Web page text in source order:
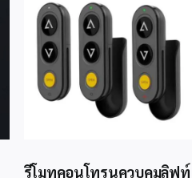
รีโมทคอนโทรนควบคุมลิฟท์